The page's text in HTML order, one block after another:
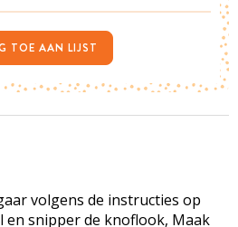
volgens de instructies op
en snipper de knoflook, Maak
TOE AAN LIJST